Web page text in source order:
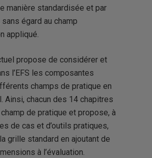
manière standardisée et par
égard au champ
appliqué.
propose de considérer et
l’EFS les composantes
champs de pratique en
Ainsi, chacun des 14 chapitres
de pratique et propose, à
de cas et d’outils pratiques,
grille standard en ajoutant de
à l’évaluation.